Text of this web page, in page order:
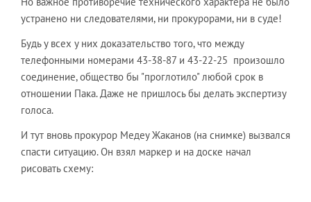
устранено ни следователями, ни прокурорами, ни в суде!
Будь у всех у них доказательство того, что между
телефонными номерами 43-38-87 и 43-22-25 произошло
соединение, общество бы "проглотило" любой срок в
отношении Пака. Даже не пришлось бы делать экспертизу
голоса.
И тут вновь прокурор Медеу Жаканов (на снимке) вызвался
спасти ситуацию. Он взял маркер и на доске начал
рисовать схему: